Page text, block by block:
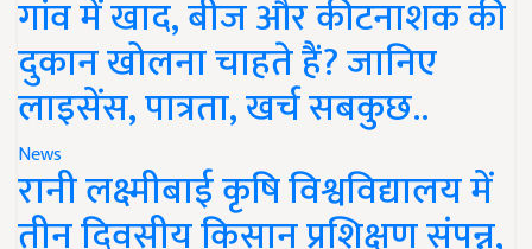
गांव में खाद, बीज और कीटनाशक की
दुकान खोलना चाहते हैं? जानिए
लाइसेंस, पात्रता, खर्च सबकुछ..
News
रानी लक्ष्मीबाई कृषि विश्वविद्यालय में